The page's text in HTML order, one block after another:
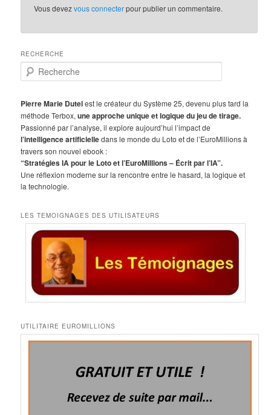
Vous devezvous connecterpour publier un commentaire.
RECHERCHE
e
h
e
r
c
h
e
Pierre Marie Dutelest le créateur du Système 25, devenu plus tard la
méthode Terbox,une approche unique et logique du jeu de tirage.
Passionné par l’analyse, il explore aujourd’hui l’impact de
l’intelligence artificielledans le monde du Loto et de l’EuroMillions à
travers son nouvel ebook :
“Stratégies IA pour le Loto et l’EuroMillions – Écrit par l’IA”.
Une réflexion moderne sur la rencontre entre le hasard, la logique et
la technologie.
LES TEMOIGNAGES DES UTILISATEURS
UTILITAIRE EUROMILLIONS